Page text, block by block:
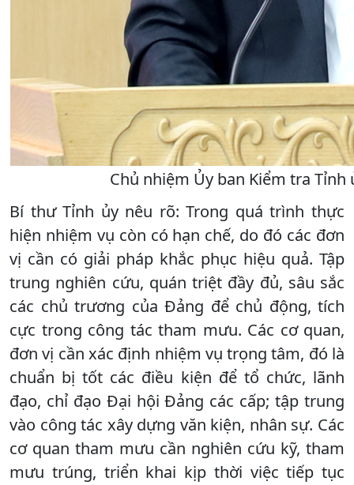
Chủ nhiệm Ủy ban Kiểm tra
Bí thư Tỉnh ủy nêu rõ: Trong quá trình thực
hiện nhiệm vụ còn có hạn chế, do đó các đơn
vị cần có giải pháp khắc phục hiệu quả. Tập
trung nghiên cứu, quán triệt đầy đủ, sâu sắc
các chủ trương của Đảng để chủ động, tích
cực trong công tác tham mưu. Các cơ quan,
đơn vị cần xác định nhiệm vụ trọng tâm, đó là
chuẩn bị tốt các điều kiện để tổ chức, lãnh
đạo, chỉ đạo Đại hội Đảng các cấp; tập trung
vào công tác xây dựng văn kiện, nhân sự. Các
cơ quan tham mưu cần nghiên cứu kỹ, tham
mưu trúng, triển khai kịp thời việc tiếp tục